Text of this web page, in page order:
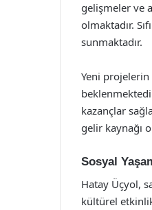
gelişmeler ve
olmaktadır.
sunmaktadır.
Yeni
kazançlar
gelir kaynağı
Sosyal
Hatay Üçyol,
kültürel